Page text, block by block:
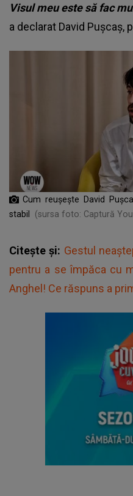
Visul meu este să fac
a declarat David Pușcaș,
Cum reușește David
stabil
(sursa foto: Captură
Citește și: Gestul
pentru a se împăca cu
Anghel! Ce răspuns a